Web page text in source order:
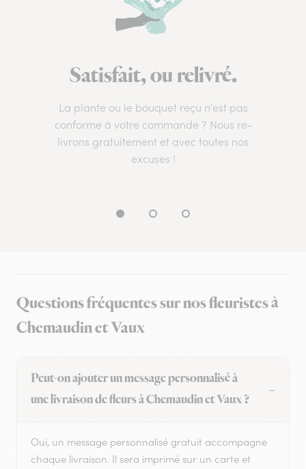
Satisfait, ou relivré.
La plante ou le bouquet reçu n’est pas
conforme à votre commande ? Nous re-
livrons gratuitement et avec toutes nos
excuses !
Questions fréquentes sur nos fleuristes à
Chemaudin et Vaux
Peut-on ajouter un message personnalisé à
une livraison de fleurs à Chemaudin et Vaux ?
Oui, un message personnalisé gratuit accompagne
chaque livraison. Il sera imprimé sur un carte et